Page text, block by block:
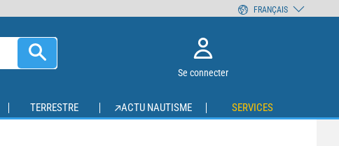
Se connecter
TERRESTRE ACTU NAUTISME SERVICES
FRANÇAIS